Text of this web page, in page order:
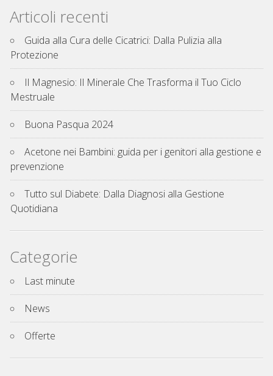
Articoli recenti
Guida alla Cura delle Cicatrici: Dalla Pulizia alla
Protezione
Il Magnesio: Il Minerale Che Trasforma il Tuo Ciclo
Mestruale
Buona Pasqua 2024
Acetone nei Bambini: guida per i genitori alla gestione e
prevenzione
Tutto sul Diabete: Dalla Diagnosi alla Gestione
Quotidiana
Categorie
Last minute
News
Offerte